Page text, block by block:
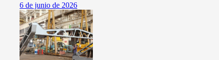
6 de junio de 2026